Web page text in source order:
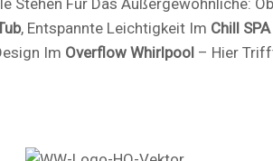
Stehen Für Das Außergewöhnliche:
, Entspannte Leichtigkeit Im Chill SPA
Im Overflow Whirlpool – Hier